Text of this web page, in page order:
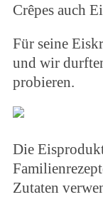
Crêpes auch
Für seine
und wir
probieren.
Die
Zutaten
r
h
f
o